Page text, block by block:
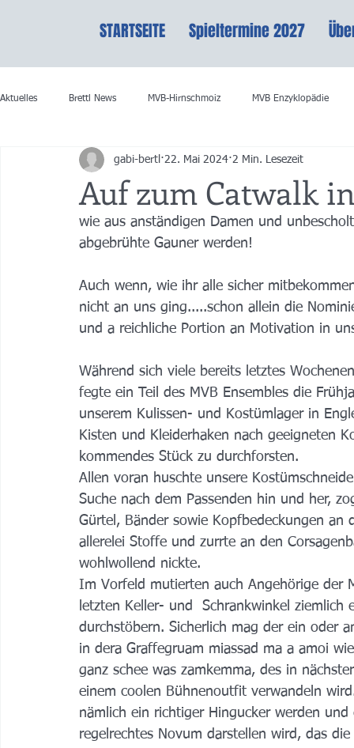
STARTSEITE Spieltermine 2027
Aktuelles Brettl News MVB-Hirnschmoiz MVB Enzyklopädie
Auf zum Catwalk
gabi-bertl 22. Mai 2024 2 Min. Lesezeit
wie aus anständigen Damen und
abgebrühte Gauner werden!
Auch wenn, wie ihr alle sicher
nicht an uns ging.....schon allein die
und a reichliche Portion an Motivation in
Während sich viele bereits letztes
fegte ein Teil des MVB Ensembles die
unserem Kulissen- und Kostümlager in
Kisten und Kleiderhaken nach geeigneten
kommendes Stück zu durchforsten.
Allen voran huschte unsere
Suche nach dem Passenden hin und her,
Gürtel, Bänder sowie Kopfbedeckungen
allerelei Stoffe und zurrte an den
wohlwollend nickte.
Im Vorfeld mutierten auch Angehörige der
letzten Keller- und  Schrankwinkel
durchstöbern. Sicherlich mag der ein oder
in dera Graffegruam miassad ma a amoi
ganz schee was zamkemma, des in
einem coolen Bühnenoutfit verwandeln
nämlich ein richtiger Hingucker werden
regelrechtes Novum darstellen wird, das